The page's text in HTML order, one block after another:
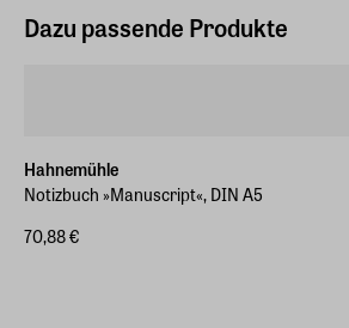
Dazu passende Produkte
Hahnemühle
Notizbuch »Manuscript«, DIN A5
70,88 €